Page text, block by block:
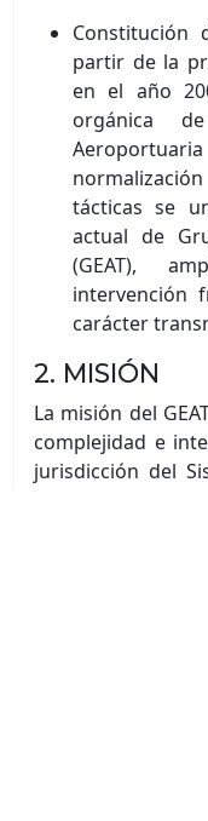
Constitución
partir de la
en el año
orgánica
tácticas se
actual de
(GEAT),
intervención
carácter
2. MISIÓN
La misión del
complejidad e
jurisdicción del